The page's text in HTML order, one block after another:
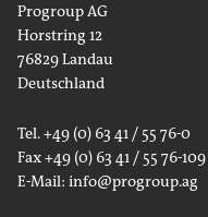
Progroup AG
Horstring 12
76829 Landau
Deutschland
Tel. +49 (0) 63 41 / 55 76-0
Fax +49 (0) 63 41 / 55 76-109
E-Mail: info@progroup.ag